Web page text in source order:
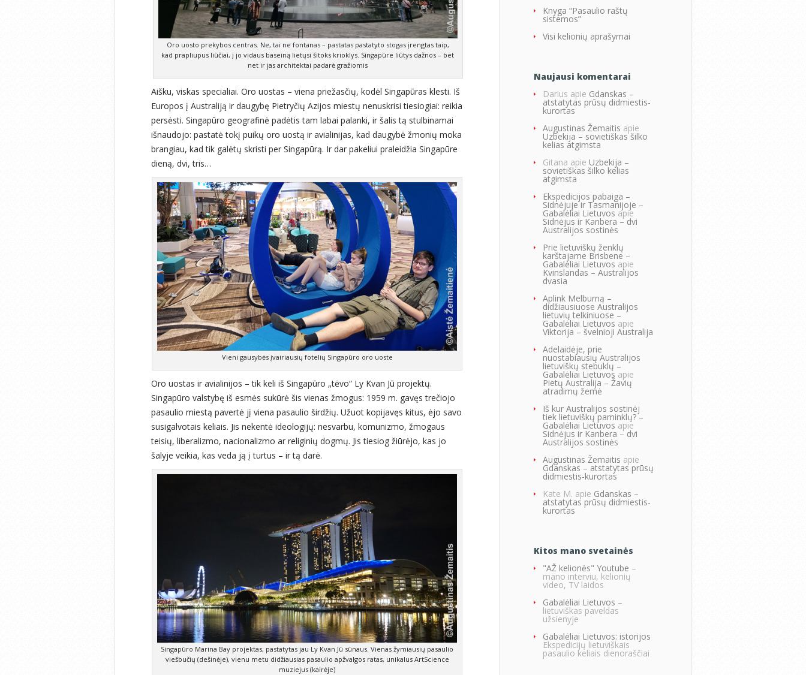
Oro uosto prekybos centras. Ne, tai ne fontanas – pastatas pastatyto stogas įrengtas taip,
kad prapliupus liūčiai, į jo vidaus baseiną lietųsi šitoks krioklys. Singapūre liūtys dažnos – bet
net ir jas architektai padarė gražiomis
Aišku, viskas specialiai. Oro uostas – viena priežasčių, kodėl Singapūras klesti. Iš
Europos į Australiją ir daugybę Pietryčių Azijos miestų nenuskrisi tiesiogiai: reikia
persėsti. Singapūro geografinė padėtis tam labai palanki, ir šalis tą stulbinamai
išnaudojo: pastatė tokį puikų oro uostą ir avialinijas, kad daugybė žmonių moka
brangiau, kad tik galėtų skristi per Singapūrą. Ir dar pakeliui praleidžia Singapūre
dieną, dvi, tris…
Vieni gausybės įvairiausių fotelių Singapūro oro uoste
Oro uostas ir avialinijos – tik keli iš Singapūro „tėvo“ Ly Kvan Jū projektų.
Singapūro valstybę iš esmės sukūrė šis vienas žmogus: 1959 m. gavęs trečiojo
pasaulio miestą pavertė jį viena pasaulio širdžių. Užuot kopijavęs kitus, ėjo savo
susigalvotais keliais. Jis nekentė ideologijų: nesvarbu, komunizmo, žmogaus
teisių, liberalizmo, nacionalizmo ar religinių dogmų. Jis tiesiog žiūrėjo, kas jo
šalyje veikia, kas veda ją į turtus – ir tą darė.
Singapūro Marina Bay projektas, pastatytas jau Ly Kvan Jū sūnaus. Vienas žymiausių pasaulio
viešbučių (dešinėje), vienu metu didžiausias pasaulio apžvalgos ratas, unikalus ArtScience
muziejus (kairėje)
Knyga “Pasaulio raštų
sistemos”
Visi kelionių aprašymai
Naujausi komentarai
Darius apie Gdanskas –
atstatytas prūsų didmiestis-
kurortas
Augustinas Žemaitis apie
Uzbekija – sovietiškas šilko
kelias atgimsta
Gitana apie Uzbekija –
sovietiškas šilko kelias
atgimsta
Ekspedicijos pabaiga –
Sidnėjuje ir Tasmanijoje –
Gabalėliai Lietuvos apie
Sidnėjus ir Kanbera – dvi
Australijos sostinės
Prie lietuviškų ženklų
karštajame Brisbene –
Gabalėliai Lietuvos apie
Kvinslandas – Australijos
dvasia
Aplink Melburną –
didžiausiuose Australijos
lietuvių telkiniuose –
Gabalėliai Lietuvos apie
Viktorija – švelnioji Australija
Adelaidėje, prie
nuostabiausių Australijos
lietuviškų stebuklų –
Gabalėliai Lietuvos apie
Pietų Australija – Žavių
atradimų žemė
Iš kur Australijos sostinėj
tiek lietuviškų paminklų? –
Gabalėliai Lietuvos apie
Sidnėjus ir Kanbera – dvi
Australijos sostinės
Augustinas Žemaitis apie
Gdanskas – atstatytas prūsų
didmiestis-kurortas
Kate M. apie Gdanskas –
atstatytas prūsų didmiestis-
kurortas
Kitos mano svetainės
"AŽ kelionės" Youtube –
mano interviu, kelionių
video, TV laidos
Gabalėliai Lietuvos –
lietuviškas paveldas
užsienyje
Gabalėliai Lietuvos: istorijos
Ekspedicijų lietuviškais
pasaulio keliais dienoraščiai